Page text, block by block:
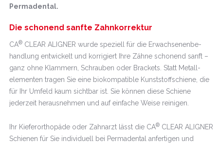
Permadental.
Die schonend sanfte Zahnkorrektur
CA® CLEAR ALIGNER wurde speziell für die Erwachsenenbe­
handlung entwickelt und korrigiert Ihre Zähne schonend sanft –
ganz ohne Klammern, Schrauben oder Brackets. Statt Metall­
elementen tragen Sie eine biokompatible Kunststoffschiene, die
für Ihr Umfeld kaum sichtbar ist. Sie können diese Schiene
jederzeit herausnehmen und auf einfache Weise reinigen.
Ihr Kieferorthopäde oder Zahnarzt lässt die CA® CLEAR ALIGNER
Schienen für Sie individuell bei Permadental anfertigen und